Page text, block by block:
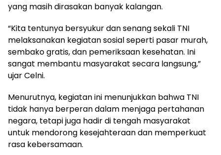
yang masih dirasakan banyak kalangan.
“Kita tentunya bersyukur dan senang sekali TNI
melaksanakan kegiatan sosial seperti pasar murah,
sembako gratis, dan pemeriksaan kesehatan. Ini
sangat membantu masyarakat secara langsung,”
ujar Celni.
Menurutnya, kegiatan ini menunjukkan bahwa TNI
tidak hanya berperan dalam menjaga pertahanan
negara, tetapi juga hadir di tengah masyarakat
untuk mendorong kesejahteraan dan memperkuat
rasa kebersamaan.